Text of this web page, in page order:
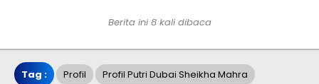
Berita ini 8 kali dibaca
Tag : Profil Profil Putri Dubai Sheikha Mahra